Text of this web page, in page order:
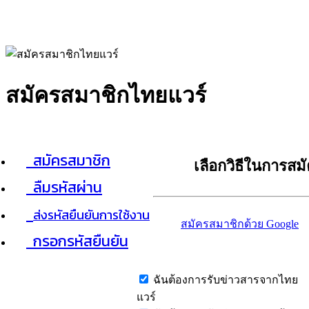
สมัครสมาชิกไทยแวร์
สมัครสมาชิก
ลืมรหัสผ่าน
ส่งรหัสยืนยันการใช้งาน
กรอกรหัสยืนยัน
เลือกวิธีในการส
สมัครสมาชิกด้วย Google
ฉันต้องการรับข่าวสารจากไทย
แวร์